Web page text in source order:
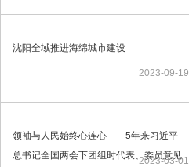
沈阳全域推进海绵城市建设
2023-09-19
领袖与人民始终心连心——5年来习近平
总书记全国两会下团组时代表、委员意见
2023-03-01